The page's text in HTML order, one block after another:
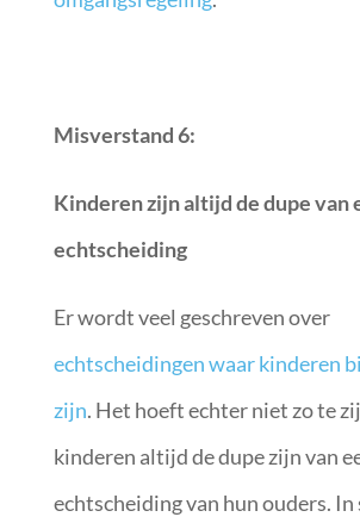
Misverstand 6:
Kinderen zijn altijd de dupe van
echtscheiding
Er wordt veel geschreven over
echtscheidingen waar kinderen
zijn. Het hoeft echter niet zo te
kinderen altijd de dupe zijn van
echtscheiding van hun ouders. In